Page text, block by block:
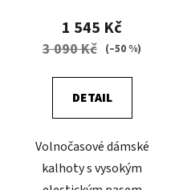
1 545 Kč
3 090 Kč (–50 %)
DETAIL
Volnočasové dámské
kalhoty s vysokým